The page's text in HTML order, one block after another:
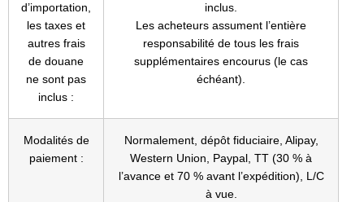
d’importation,
les taxes et
autres frais
de douane
ne sont pas
inclus :
inclus.
Les acheteurs assument l’entière
responsabilité de tous les frais
supplémentaires encourus (le cas
échéant).
Modalités de
paiement :
Normalement, dépôt fiduciaire, Alipay,
Western Union, Paypal, TT (30 % à
l’avance et 70 % avant l’expédition), L/C
à vue.